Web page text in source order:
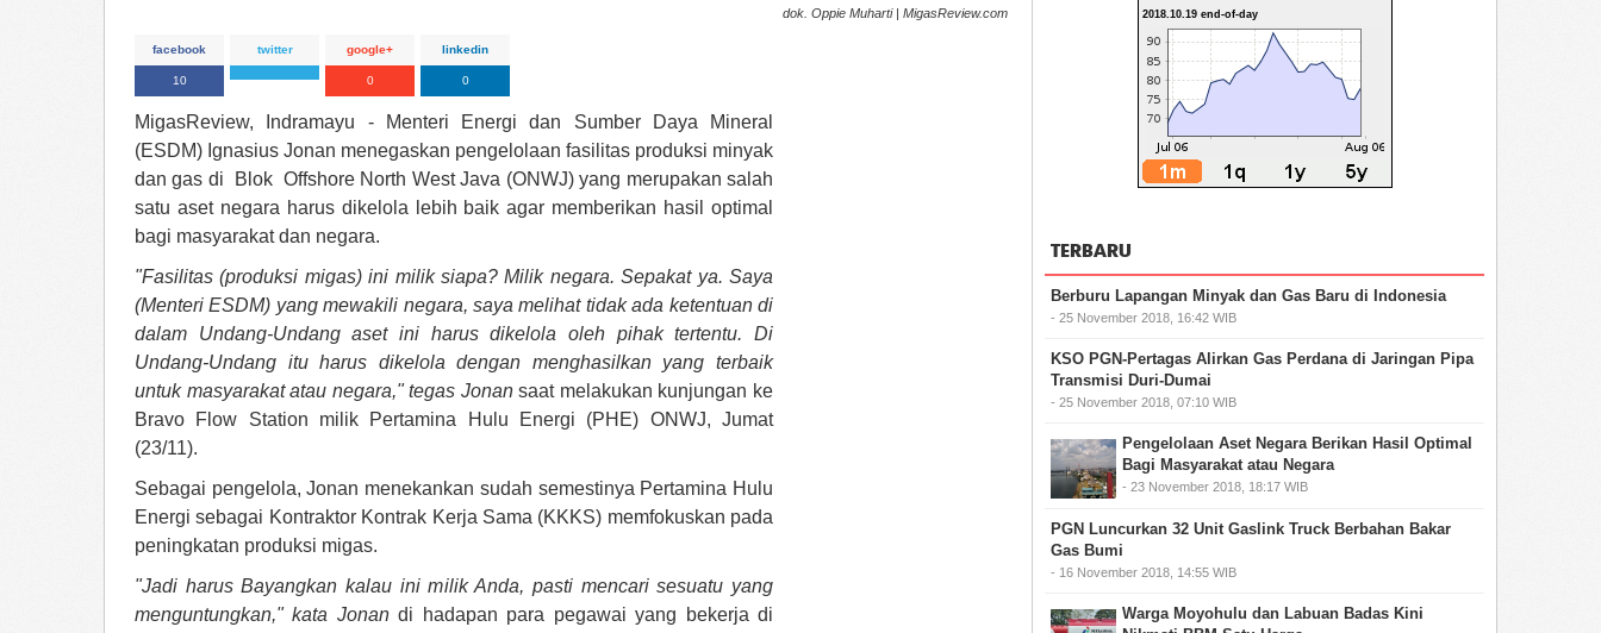
dok. Oppie Muharti | MigasReview.com
facebook
10
twitter google+
0
linkedin
0
MigasReview, Indramayu - Menteri Energi dan Sumber Daya Mineral
(ESDM) Ignasius Jonan menegaskan pengelolaan fasilitas produksi minyak
dan gas di Blok Offshore North West Java (ONWJ) yang merupakan salah
satu aset negara harus dikelola lebih baik agar memberikan hasil optimal
bagi masyarakat dan negara.
"Fasilitas (produksi migas) ini milik siapa? Milik negara. Sepakat ya. Saya
(Menteri ESDM) yang mewakili negara, saya melihat tidak ada ketentuan di
dalam Undang-Undang aset ini harus dikelola oleh pihak tertentu. Di
Undang-Undang itu harus dikelola dengan menghasilkan yang terbaik
untuk masyarakat atau negara," tegas Jonansaat melakukan kunjungan ke
Bravo Flow Station milik Pertamina Hulu Energi (PHE) ONWJ, Jumat
(23/11).
Sebagai pengelola, Jonan menekankan sudah semestinya Pertamina Hulu
Energi sebagai Kontraktor Kontrak Kerja Sama (KKKS) memfokuskan pada
peningkatan produksi migas.
"Jadi harus Bayangkan kalau ini milik Anda, pasti mencari sesuatu yang
menguntungkan," kata Jonandi hadapan para pegawai yang bekerja di
2018.10.19 end-of-day
TERBARU
Berburu Lapangan Minyak dan Gas Baru di Indonesia
- 25 November 2018, 16:42 WIB
KSO PGN-Pertagas Alirkan Gas Perdana di Jaringan Pipa
Transmisi Duri-Dumai
- 25 November 2018, 07:10 WIB
Pengelolaan Aset Negara Berikan Hasil Optimal
Bagi Masyarakat atau Negara
- 23 November 2018, 18:17 WIB
PGN Luncurkan 32 Unit Gaslink Truck Berbahan Bakar
Gas Bumi
- 16 November 2018, 14:55 WIB
Warga Moyohulu dan Labuan Badas Kini